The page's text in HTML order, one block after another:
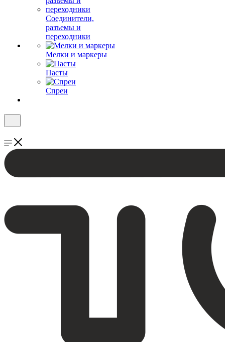
Соединители,
разъемы и
переходники
Мелки и маркеры
Пасты
Спреи